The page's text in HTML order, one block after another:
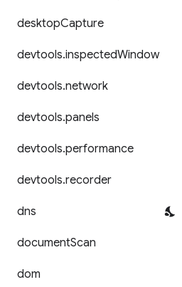
desktopCapture
devtools.inspectedWindow
devtools.network
devtools.panels
devtools.performance
devtools.recorder
dns
documentScan
dom